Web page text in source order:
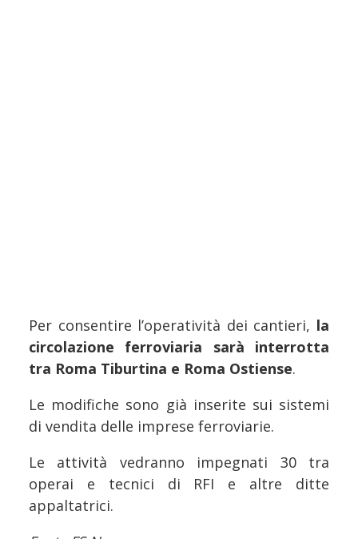
Per consentire l’operatività dei cantieri, la
circolazione ferroviaria sarà interrotta
tra Roma Tiburtina e Roma Ostiense.
Le modifiche sono già inserite sui sistemi
di vendita delle imprese ferroviarie.
Le attività vedranno impegnati 30 tra
operai e tecnici di RFI e altre ditte
appaltatrici.